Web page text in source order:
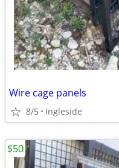
Wire cage panels
8/5 Ingleside
$50